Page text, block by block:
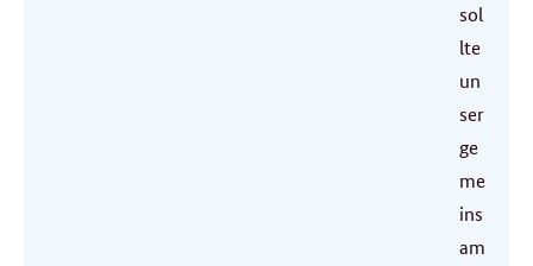
sol
lte
un
ser
ge
me
ins
am